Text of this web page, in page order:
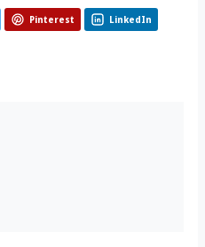
Pinterest LinkedIn